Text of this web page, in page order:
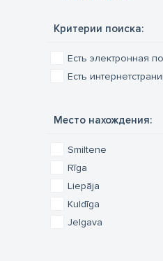
Критерии поиска:
Есть электронная почта
Есть
Место нахождения:
Smiltene
Rīga
Liepāja
Kuldīga
Jelgava